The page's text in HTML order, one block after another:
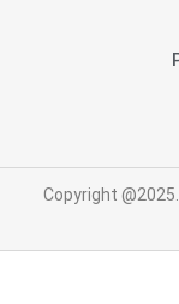
Copyright